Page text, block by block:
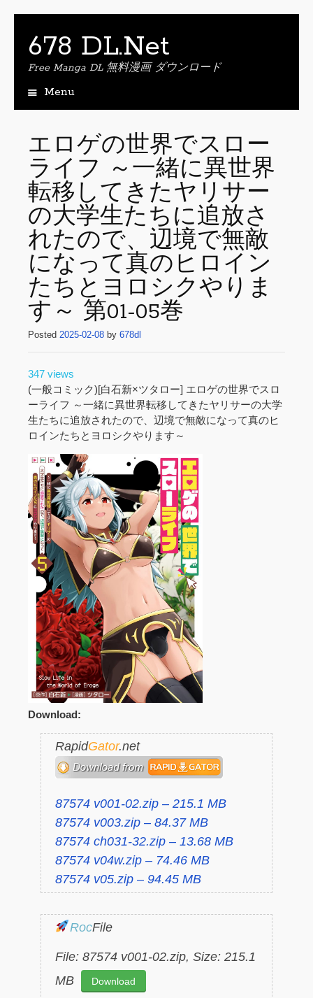
678 DL.Net
Free Manga DL 無料漫画 ダウンロード
Menu
p
t
o
c
o
n
t
n
t
エロゲの世界でスロー
ライフ ～一緒に異世界
転移してきたヤリサー
の大学生たちに追放さ
れたので、辺境で無敵
になって真のヒロイン
たちとヨロシクやりま
す～ 第01-05巻
Posted 2025-02-08 by 678dl
347 views
(一般コミック)[白石新×ツタロー] エロゲの世界でスロ
ーライフ ～一緒に異世界転移してきたヤリサーの大学
生たちに追放されたので、辺境で無敵になって真のヒ
ロインたちとヨロシクやります～
Download:
RapidGator.net
87574 v001-02.zip – 215.1 MB
87574 v003.zip – 84.37 MB
87574 ch031-32.zip – 13.68 MB
87574 v04w.zip – 74.46 MB
87574 v05.zip – 94.45 MB
RocFile
File: 87574 v001-02.zip, Size: 215.1
MB
Download